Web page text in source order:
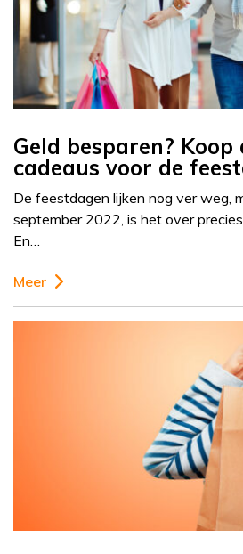
Geld besparen?
cadeaus voor de
De feestdagen lijken nog ver weg,
september 2022, is het over
En…
Meer